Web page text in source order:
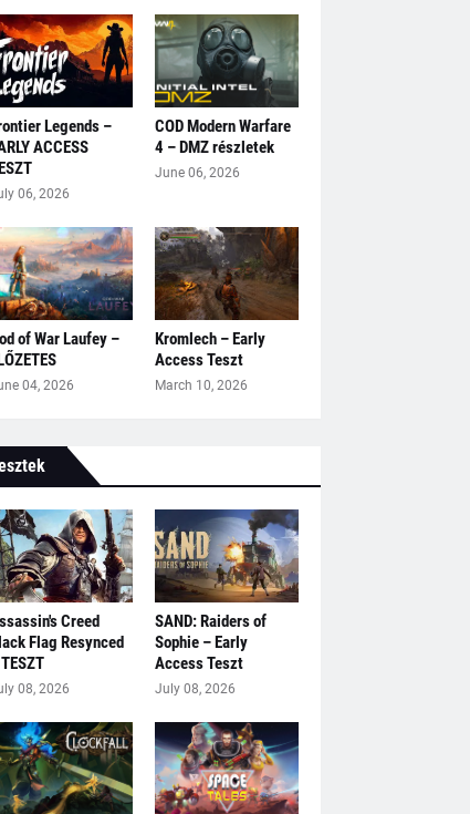
Legends –
ACCESS
06, 2026
COD Modern Warfare
4 – DMZ részletek
June 06, 2026
of War Laufey –
04, 2026
Kromlech – Early
Access Teszt
March 10, 2026
Creed
Flag Resynced
08, 2026
SAND: Raiders of
Sophie – Early
Access Teszt
July 08, 2026